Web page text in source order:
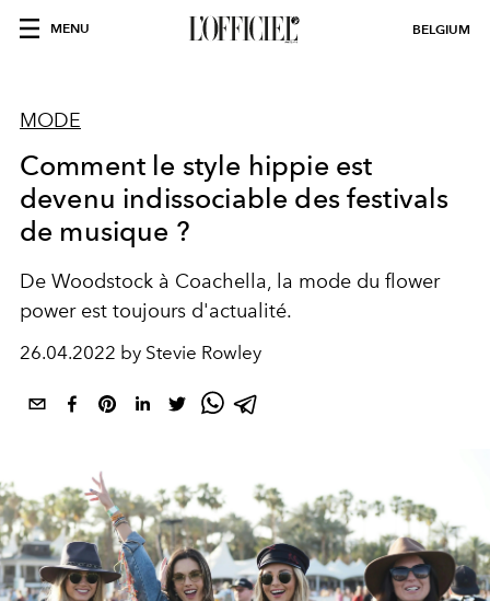
MENU BELGIUM
MODE
Comment le style hippie est
devenu indissociable des festivals
de musique ?
De Woodstock à Coachella, la mode du flower
power est toujours d'actualité.
26.04.2022 by Stevie Rowley